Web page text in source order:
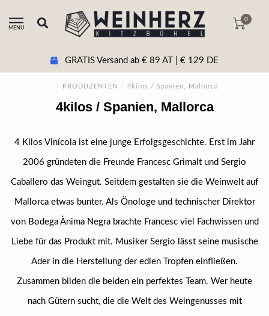
MENU
0
GRATIS Versand ab € 89 AT | € 129 DE
/ PRODUZENTEN / 4kilos / Spanien, Mallorca
4kilos / Spanien, Mallorca
4 Kilos Vinícola ist eine junge Erfolgsgeschichte. Erst im Jahr
2006 gründeten die Freunde Francesc Grimalt und Sergio
Caballero das Weingut. Seitdem gestalten sie die Weinwelt auf
Mallorca etwas bunter. Als Önologe und technischer Direktor
von Bodega Ànima Negra brachte Francesc viel Fachwissen und
Liebe für das Produkt mit. Musiker Sergio lässt seine musische
Ader in die Herstellung der edlen Tropfen einfließen.
Zusammen bilden die beiden ein perfektes Team. Wer heute
nach Gütern sucht, die die Welt des Weingenusses mit